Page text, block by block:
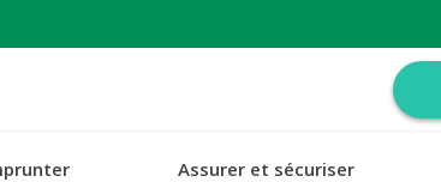
Assurer et sécuriser